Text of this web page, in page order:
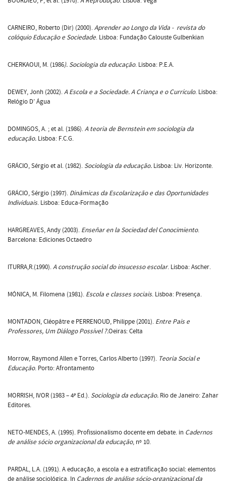
CARNEIRO, Roberto (Dir) (2000).Aprender ao Longo da Vida - revista do
colóquio Educação e Sociedade. Lisboa: Fundação Calouste Gulbenkian
CHERKAOUI, M. (1986). Sociologia da educação. Lisboa: P.E.A.
DEWEY, Jonh (2002).A Escola e a Sociedade. A Criança e o Currículo. Lisboa:
Relógio D’ Água
DOMINGOS, A. ; et al. (1986).A teoria de Bernstein em sociologia da
educação. Lisboa: F.C.G.
GRÁCIO, Sérgio et al. (1982). Sociologia da educação. Lisboa: Liv. Horizonte.
GRÁCIO, Sérgio (1997). Dinâmicas da Escolarização e das Oportunidades
Individuais. Lisboa: Educa-Formação
HARGREAVES, Andy (2003). Enseñar en la Sociedad del Conocimiento.
Barcelona: Ediciones Octaedro
ITURRA,R.(1990).A construção social do insucesso escolar. Lisboa: Ascher.
MÓNICA, M. Filomena (1981). Escola e classes sociais. Lisboa: Presença.
MONTADON, Cléopâtre e PERRENOUD, Philippe (2001). Entre Pais e
Professores, Um Diálogo Possível ?.Oeiras: Celta
Morrow, Raymond Allen e Torres, Carlos Alberto (1997). Teoria Social e
Educação. Porto: Afrontamento
MORRISH, IVOR (1983 – 4ª Ed.). Sociologia da educação. Rio de Janeiro: Zahar
Editores.
NETO-MENDES, A. (1995). Profissionalismo docente em debate. in Cadernos
de análise sócio organizacional da educação, nº 10.
PARDAL, L.A. (1991). A educação, a escola e a estratificação social: elementos
de análise sociológica. In Cadernos de análise sócio-organizacional da